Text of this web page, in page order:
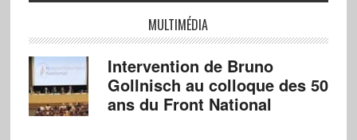
MULTIMÉDIA
Intervention de Bruno
Gollnisch au colloque des 50
ans du Front National